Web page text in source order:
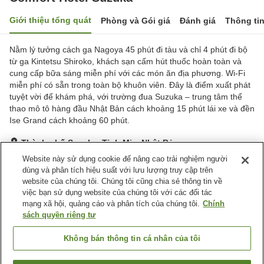
Giới thiệu tổng quát Phòng và Gói giá Đánh giá Thông
Nằm lý tưởng cách ga Nagoya 45 phút đi tàu và chỉ 4 phút đi bộ
từ ga Kintetsu Shiroko, khách sạn cấm hút thuốc hoàn toàn và
cung cấp bữa sáng miễn phí với các món ăn địa phương. Wi-Fi
miễn phí có sẵn trong toàn bộ khuôn viên. Đây là điểm xuất phát
tuyệt vời để khám phá, với trường đua Suzuka – trung tâm thể
thao mô tô hàng đầu Nhật Bản cách khoảng 15 phút lái xe và đền
Ise Grand cách khoảng 60 phút.
Thành phố Suzuka, Tỉnh Mie, Nhật Bản
Hiển thị trên bản đồ
Rất tốt Đánh giá:505lượt
Tiện nghi chỗ nghỉ
Bãi đỗ xe
Spa / Salon
Máy bán hàng tự động
Giặt ủi có phí
Website này sử dụng cookie để nâng cao trải nghiệm người
dùng và phân tích hiệu suất với lưu lượng truy cập trên
website của chúng tôi. Chúng tôi cũng chia sẻ thông tin về
việc bạn sử dụng website của chúng tôi với các đối tác
mạng xã hội, quảng cáo và phân tích của chúng tôi. Chính
sách quyền riêng tư
Không bán thông tin cá nhân của tôi